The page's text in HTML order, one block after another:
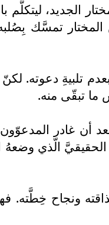
الجديد، ليتكلَّم
المختار
بعدم تلبيةِ
ما تبقّى منه.
أن غادر
الّذي
حذاقته ونجاح